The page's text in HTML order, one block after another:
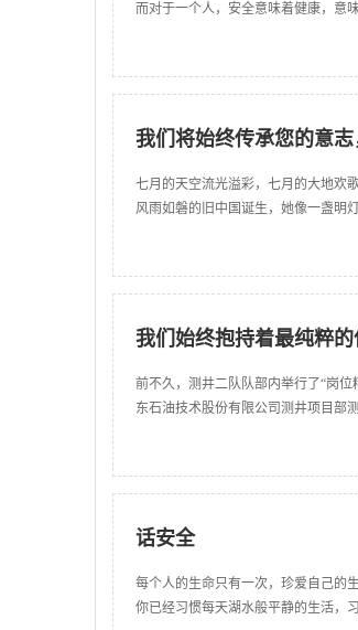
而对于一个人，安全意味着健康，
我们将始终传承您的意
七月的天空流光溢彩，七月的大地欢
风雨如磐的旧中国诞生，她像一盏明
我们始终抱持着最纯粹
前不久，测井二队队部内举行了“岗
东石油技术股份有限公司测井项目部
话安全
每个人的生命只有一次，珍爱自己的
你已经习惯每天湖水般平静的生活，